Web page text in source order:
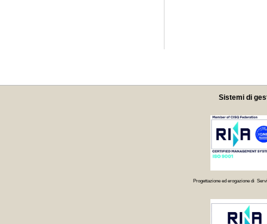
Sistemi di
Progettazione ed erogazione di